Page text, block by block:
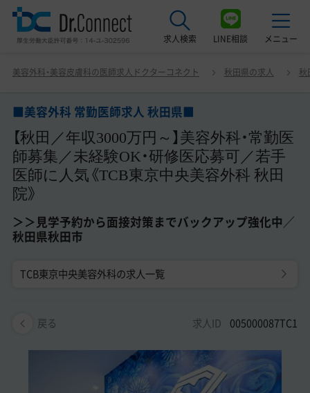
求人検索 LINE相談 メニュー
美容クリニック見学ご希望の方はこちら
サービス紹介
ドクターコネクトの強み
エージェント紹介
常勤求人一覧
非常勤・アルバイト求人一覧
美容外科・美容皮膚科の医師転職体験談
美容外科・美容皮膚科の医師求人ドクターコネクト 秋田県の求人 秋
■美容外科 常勤医師求人 秋田県■
【秋田／年収3000万円～】美容外科・常勤医
師募集／未経験OK・研修医応募可／若手
医師に人気《TCB東京中央美容外科 秋田
院》
＞＞見学予約から面接対策までバックアップ強化中／
秋田県秋田市
TCB東京中央美容外科の求人一覧
戻る 求人ID 005000087TC1
■美容外科 常勤医師求人 秋田県■ 【秋田／年収3000万円
～】美容外科・常勤医師募集／未経験OK・研修医応募可／若
約から面接対策までバックアップ強化中／秋田県秋田市